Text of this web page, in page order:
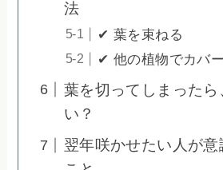
法
✔ 葉を束ねる
✔ 他の植物でカバ
葉を切ってしまった
い？
翌年咲かせたい人が